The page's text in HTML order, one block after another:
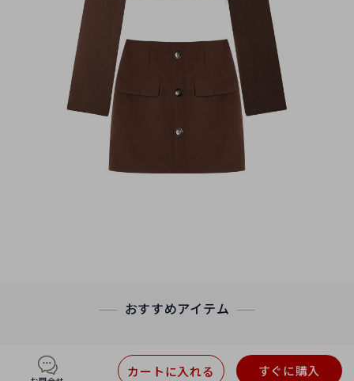
おすすめアイテム
すぐに購入
カートに入れる